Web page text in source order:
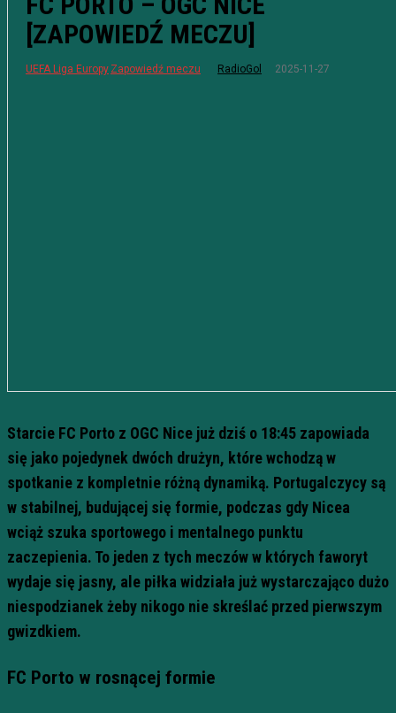
[ZAPOWIEDŹ MECZU]
UEFA Liga Europy Zapowiedź meczu RadioGol 2025-11-27
Starcie FC Porto z OGC Nice już dziś o 18:45 zapowiada
się jako pojedynek dwóch drużyn, które wchodzą w
spotkanie z kompletnie różną dynamiką. Portugalczycy są
w stabilnej, budującej się formie, podczas gdy Nicea
wciąż szuka sportowego i mentalnego punktu
zaczepienia. To jeden z tych meczów w których faworyt
wydaje się jasny, ale piłka widziała już wystarczająco dużo
niespodzianek żeby nikogo nie skreślać przed pierwszym
gwizdkiem.
FC Porto w rosnącej formie